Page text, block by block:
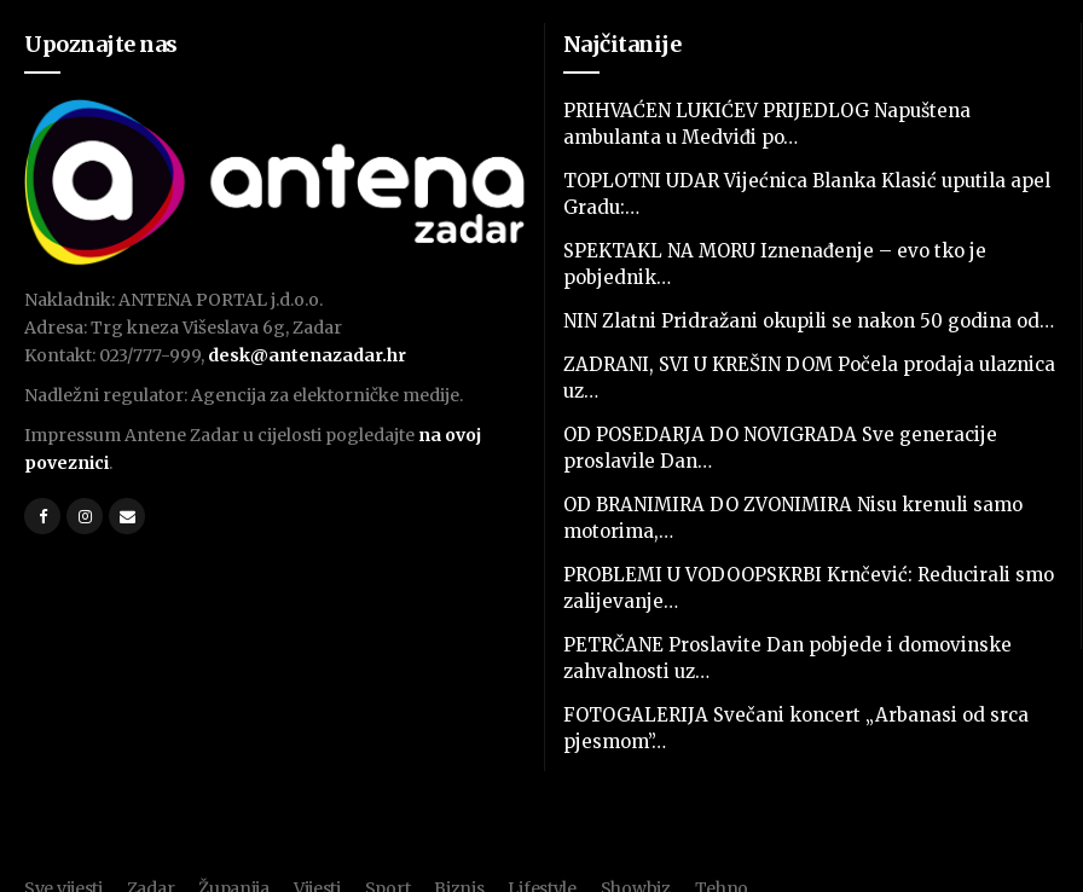
Upoznajte nas
Nakladnik: ANTENA PORTAL j.d.o.o.
Adresa: Trg kneza Višeslava 6g, Zadar
Kontakt: 023/777-999, desk@antenazadar.hr
Nadležni regulator: Agencija za elektorničke medije.
Impressum Antene Zadar u cijelosti pogledajte na ovoj
poveznici.
Najčitanije
PRIHVAĆEN LUKIĆEV PRIJEDLOG Napuštena
ambulanta u Medviđi po…
TOPLOTNI UDAR Vijećnica Blanka Klasić uputila apel
Gradu:…
SPEKTAKL NA MORU Iznenađenje – evo tko je
pobjednik…
NIN Zlatni Pridražani okupili se nakon 50 godina od…
ZADRANI, SVI U KREŠIN DOM Počela prodaja ulaznica
uz…
OD POSEDARJA DO NOVIGRADA Sve generacije
proslavile Dan…
OD BRANIMIRA DO ZVONIMIRA Nisu krenuli samo
motorima,…
PROBLEMI U VODOOPSKRBI Krnčević: Reducirali smo
zalijevanje…
PETRČANE Proslavite Dan pobjede i domovinske
zahvalnosti uz…
FOTOGALERIJA Svečani koncert „Arbanasi od srca
pjesmom”…